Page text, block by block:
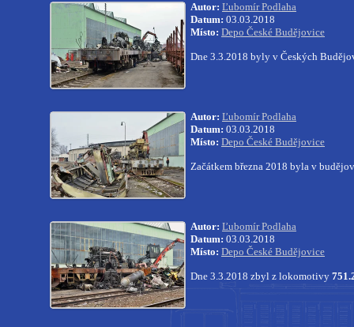
Autor: Ľubomír Podlaha
Datum: 03.03.2018
Místo: Depo České Budějovice
Dne 3.3.2018 byly v Českých
Autor: Ľubomír Podlaha
Datum: 03.03.2018
Místo: Depo České Budějovice
Začátkem března 2018 byla v
Autor: Ľubomír Podlaha
Datum: 03.03.2018
Místo: Depo České Budějovice
Dne 3.3.2018 zbyl z lokomotivy